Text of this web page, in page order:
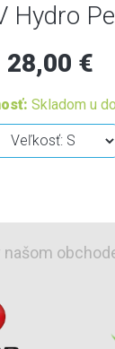
Hydro
28,00 €
Skladom u
našom